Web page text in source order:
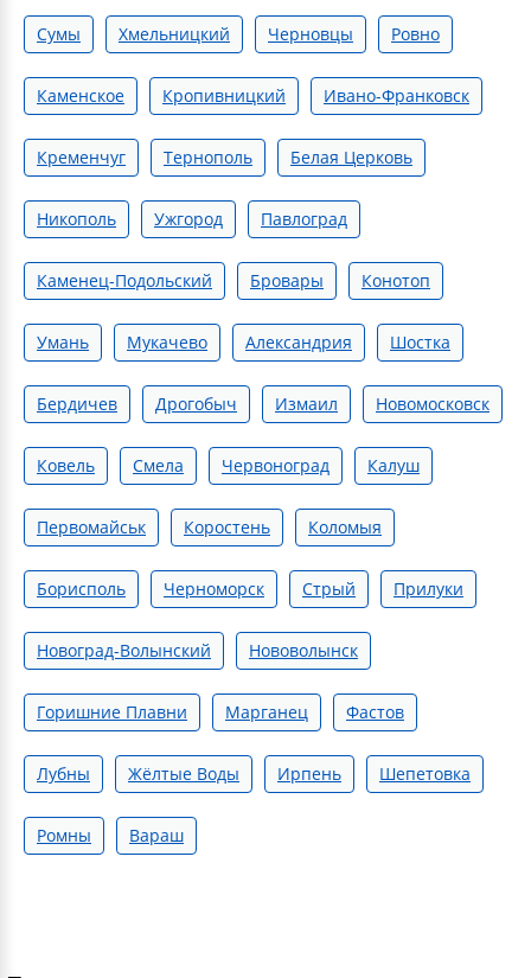
Сумы Хмельницкий Черновцы Ровно
Каменское Кропивницкий Ивано-Франковск
Кременчуг Тернополь Белая Церковь
Никополь Ужгород Павлоград
Каменец-Подольский Бровары Конотоп
Умань Мукачево Александрия Шостка
Бердичев Дрогобыч Измаил Новомосковск
Ковель Смела Червоноград Калуш
Первомайськ Коростень Коломыя
Борисполь Черноморск Стрый Прилуки
Новоград-Волынский Нововолынск
Горишние Плавни Марганец Фастов
Лубны Жёлтые Воды Ирпень Шепетовка
Ромны Вараш